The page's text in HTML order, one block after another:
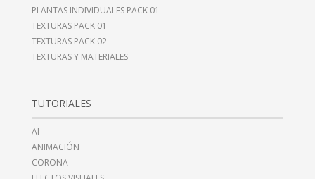
PLANTAS INDIVIDUALES PACK 01
TEXTURAS PACK 01
TEXTURAS PACK 02
TEXTURAS Y MATERIALES
TUTORIALES
AI
ANIMACIÓN
CORONA